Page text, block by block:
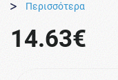
Περισσότερα
14.63€